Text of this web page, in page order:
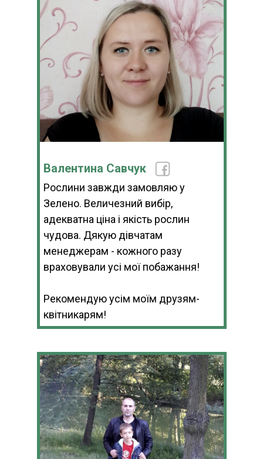
Валентина Савчук
Рослини завжди замовляю у
Зелено. Величезний вибір,
адекватна ціна і якість рослин
чудова. Дякую дівчатам
менеджерам - кожного разу
враховували усі мої побажання!
Рекомендую усім моїм друзям-
квітникарям!